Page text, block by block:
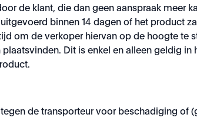
de klant, die dan geen aanspraak meer
binnen 14 dagen of het product
om de verkoper hiervan op de hoogte te
Dit is enkel en alleen geldig
de transporteur voor beschadiging